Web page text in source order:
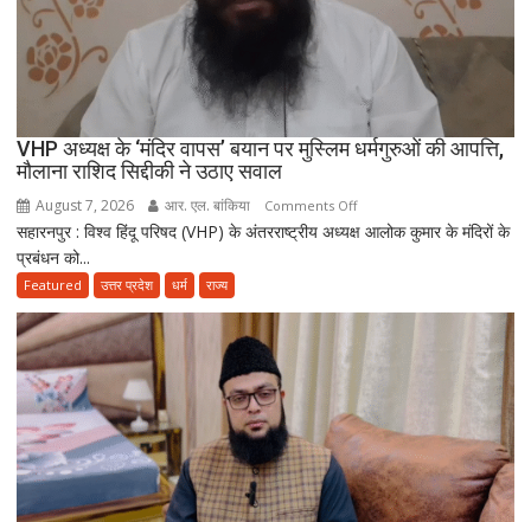
मुताबिक़
उलेमा
VHP अध्यक्ष के ‘मंदिर वापस’ बयान पर मुस्लिम धर्मगुरुओं की आपत्ति,
मौलाना राशिद सिद्दीकी ने उठाए सवाल
August 7, 2026 आर. एल. बांकिया Comments Offon
VHP
बयान
मुस्लिम
धर्मगुरुओं
की
आपत्ति,
मौलाना
सहारनपुर : विश्व हिंदू परिषद (VHP) के अंतरराष्ट्रीय अध्यक्ष आलोक कुमार के मंदिरों के
प्रबंधन को...
Featured उत्तर प्रदेश धर्म राज्य